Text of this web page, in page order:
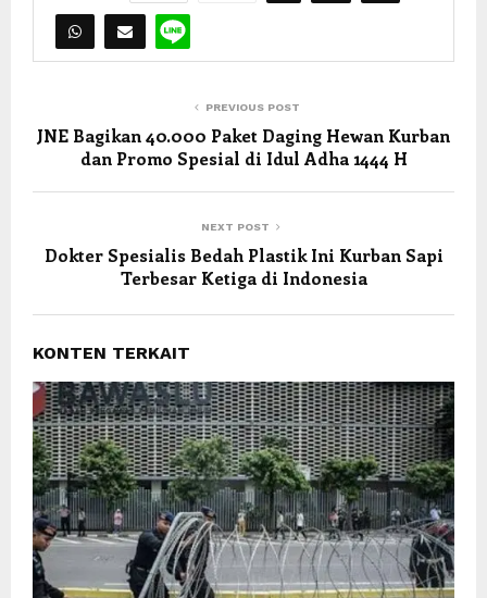
PREVIOUS POST
JNE Bagikan 40.000 Paket Daging Hewan Kurban
dan Promo Spesial di Idul Adha 1444 H
NEXT POST
Dokter Spesialis Bedah Plastik Ini Kurban Sapi
Terbesar Ketiga di Indonesia
KONTEN TERKAIT